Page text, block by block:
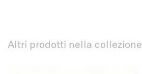
Altri prodotti nella collezione